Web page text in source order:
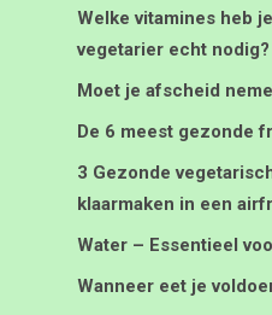
Welke vitamines heb
vegetarier echt nodig?
Moet je afscheid
De 6 meest gezonde
3 Gezonde
klaarmaken in een
Water – Essentieel
Wanneer eet je